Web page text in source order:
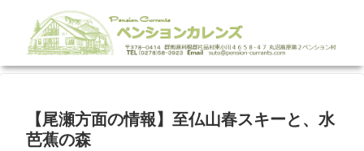
【尾瀬方面の情報】至仏山春スキーと、水
芭蕉の森